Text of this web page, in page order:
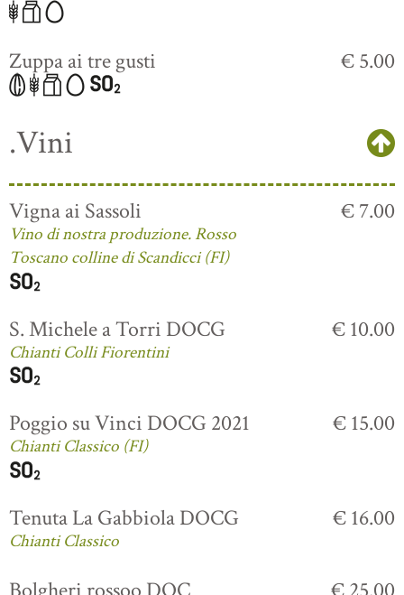
Zuppa ai tre gusti € 5.00
.Vini
Vigna ai Sassoli
Vino di nostra produzione. Rosso
Toscano colline di Scandicci (FI)
€ 7.00
S. Michele a Torri DOCG
Chianti Colli Fiorentini
€ 10.00
Poggio su Vinci DOCG 2021
Chianti Classico (FI)
€ 15.00
Tenuta La Gabbiola DOCG
Chianti Classico
€ 16.00